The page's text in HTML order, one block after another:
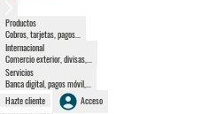
Productos
Cobros, tarjetas, pagos...
Internacional
Comercio exterior, divisas,...
Servicios
Banca digital, pagos móvil,...
Hazte cliente
Acceso